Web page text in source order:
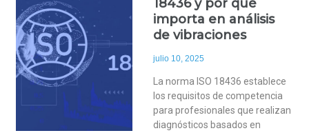
18436 y por qué
importa en análisis
de vibraciones
julio 10, 2025
La norma ISO 18436 establece
los requisitos de competencia
para profesionales que realizan
diagnósticos basados en